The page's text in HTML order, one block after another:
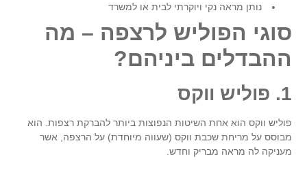
נותן מראה נקי ויוקרתי לבית או למשרד
סוגי הפוליש לרצפה – מה
ההבדלים ביניהם?
1. פוליש ווקס
פוליש ווקס הוא אחת השיטות הנפוצות ביותר להברקת רצפות. הוא
מבוסס על מריחת שכבת ווקס (שעווה מיוחדת) על הרצפה, אשר
מעניקה לה מראה מבריק וחדש.